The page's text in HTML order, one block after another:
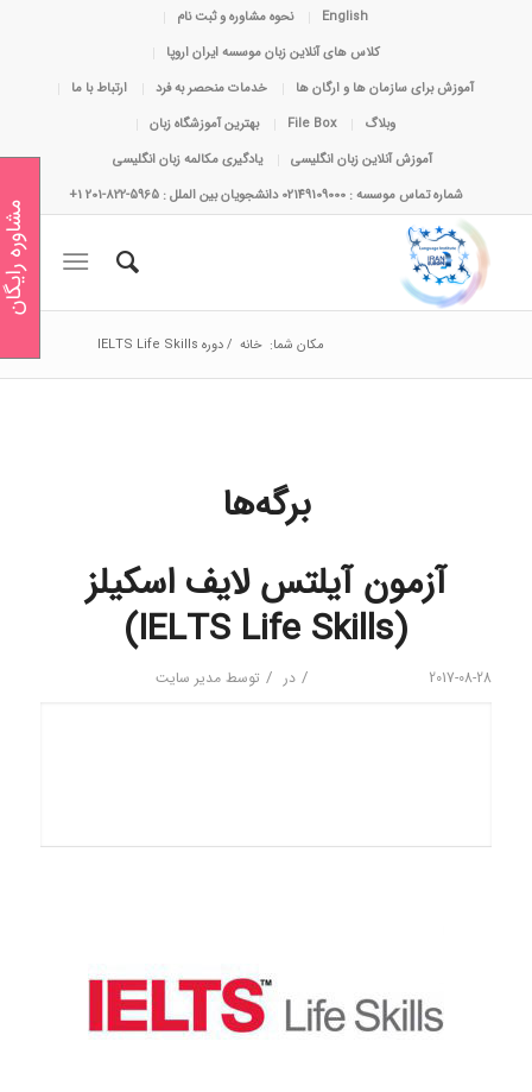
English
نحوه مشاوره و ثبت نام
کلاس های آنلاین زبان موسسه ایران اروپا
آموزش برای سازمان ها و ارگان ها
خدمات منحصر به فرد
ارتباط با ما
وبلاگ
File Box
بهترین آموزشگاه زبان
آموزش آنلاین زبان انگلیسی
یادگیری مکالمه زبان انگلیسی
شماره تماس موسسه : 02149109000 دانشجویان بین الملل : 5965-822-201 1+
مکان شما: خانه /دوره IELTS Life Skills
برگه‌ها
آزمون آیلتس لایف اسکیلز
(IELTS Life Skills)
2017-08-28
/ در / توسطمدیر سایت